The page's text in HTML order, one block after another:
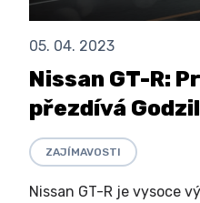
05. 04. 2023
Nissan GT-R:
přezdívá
ZAJÍMAVOSTI
Nissan GT-R je vysoce